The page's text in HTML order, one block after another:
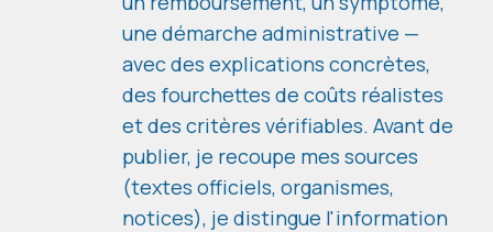
une démarche administrative —
avec des explications concrètes,
des fourchettes de coûts réalistes
et des critères vérifiables. Avant de
publier, je recoupe mes sources
(textes officiels, organismes,
notices), je distingue l'information